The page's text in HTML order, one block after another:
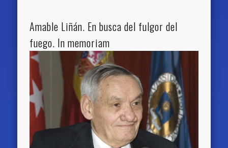
Amable Liñán. En busca del fulgor del
fuego. In memoriam